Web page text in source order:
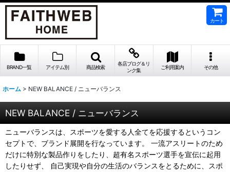
カート
BRAND一覧 アイテム別 商品検索
各店ブログ＆リ
ンク集
ご利用案内 その他
ホーム > NEW BALANCE / ニューバランス
NEW BALANCE / ニューバランス
ニューバランスは、スポーツを愛する人全てを応援するというコン
セプトで、ブランド展開を行なっています。 一流アスリートのため
だけに特別な製品作りをしたり、超有名スポーツ選手を宣伝に起用
したりせず、 自己実現や自分の生活のバランスをとるために、スポ